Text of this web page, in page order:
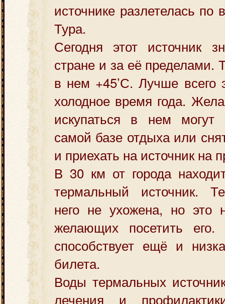
источнике разлетелась по
Тура.
Сегодня этот источник
стране и за её пределами.
в нем +45’С. Лучше всего
холодное время года.
искупаться в нем могут
самой базе отдыха или
и приехать на источник на
В 30 км от города
термальный источник.
него не ухожена, но это
желающих посетить его.
способствует ещё и
билета.
Воды термальных
лечения и